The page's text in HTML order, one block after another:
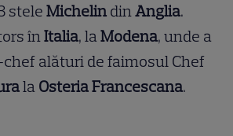
steleMichelin dinAnglia.
înItalia, laModena, unde a
alături de faimosul Chef
la Osteria Francescana.